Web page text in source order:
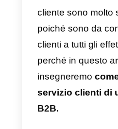
motivo per
cliente efficaci.
cambiano,